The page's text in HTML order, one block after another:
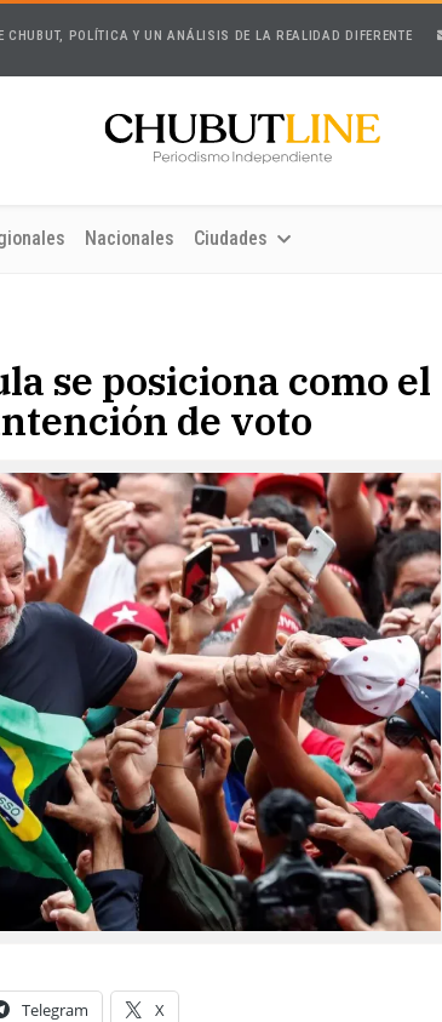
CHUBUT, POLÍTICA Y UN ANÁLISIS DE LA REALIDAD DIFERENTE
Nacionales Ciudades
se posiciona como el
de voto
Telegram X